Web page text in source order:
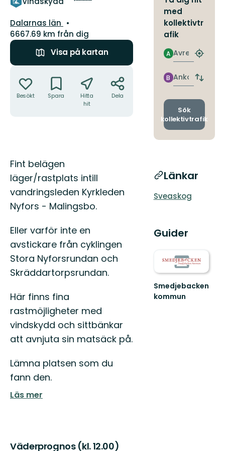
Län:
Dalarnas län
6667.69 km från dig
Visa på kartan
Besökt Spara
Hitta
hit
Dela
Beskrivning
Fint belägen
läger/rastplats intill
vandringsleden Kyrkleden
Nyfors - Malingsbo.
Eller varför inte en
avstickare från cyklingen
Stora Nyforsrundan och
Skräddartorpsrundan.
Här finns fina
rastmöjligheter med
vindskydd och sittbänkar
att avnjuta sin matsäck på.
Lämna platsen som du
fann den.
Läs mer
Väderprognos (kl. 12.00)
med
kollektivtr
afik
Avresa
A
Hitta
Ankomst
B
Byt
och
Sök
kollektivtrafik
Länkar
Sveaskog
Guider
Smedjebacken
kommun